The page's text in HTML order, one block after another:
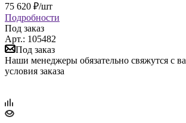
75 620 ₽/шт
Подробности
Под заказ
Арт.: 105482
Под заказ
Наши менеджеры обязательно свяжутся с
условия заказа